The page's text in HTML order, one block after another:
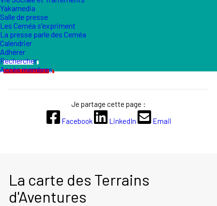
Yakamedia
Salle de presse
Les Ceméa s'expriment
La presse parle des Ceméa
Calendrier
Adhérer
Rechercher
Accès membres
La carte des Terrains
d'Aventures
Je partage cette page :
Facebook
LinkedIn Email